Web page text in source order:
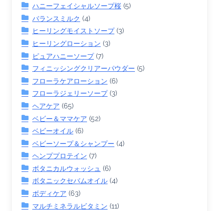
ハニーフェイシャルソープ桜 (5)
バランスミルク (4)
ヒーリングモイストソープ(3)
ヒーリングローション (3)
ピュアハニーソープ(7)
フィニッシングクリアーパウダー (5)
フローラケアローション (6)
フローラジェリーソープ(3)
ヘアケア (65)
ベビー＆ママケア (52)
ベビーオイル (6)
ベビーソープ＆シャンプー (4)
ヘンププロテイン (7)
ボタニカルウォッシュ (6)
ボタニックセバムオイル (4)
ボディケア (63)
マルチミネラルビタミン (11)